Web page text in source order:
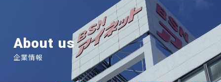
About us
企業情報